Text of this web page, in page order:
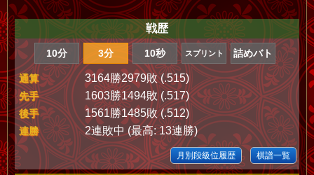
戦歴
10分 3分 10秒 スプリント 詰めバト
通算 3164勝2979敗 (.515)
先手 1603勝1494敗 (.517)
後手 1561勝1485敗 (.512)
連勝 2連敗中 (最高: 13連勝)
月別段級位履歴 棋譜一覧